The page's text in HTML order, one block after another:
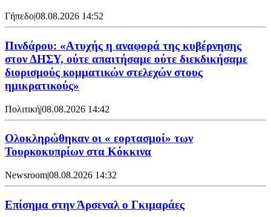
Γήπεδο|08.08.2026 14:52
Πινδάρου: «Ατυχής η αναφορά της κυβέρνησης
στον ΔΗΣΥ, ούτε απαιτήσαμε ούτε διεκδικήσαμε
διορισμούς κομματικών στελεχών στους
ημικρατικούς»
Πολιτική|08.08.2026 14:42
Ολοκληρώθηκαν οι « εορτασμοί» των
Τουρκοκυπρίων στα Κόκκινα
Newsroom|08.08.2026 14:32
Επίσημα στην Άρσεναλ ο Γκιμαράες